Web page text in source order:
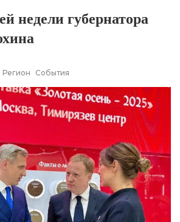
недели губернатора
Регион События